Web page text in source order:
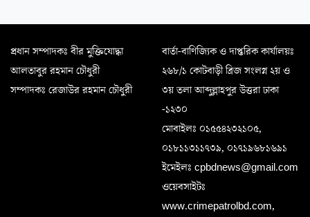
প্রধান সম্পাদকঃ বীর মুক্তিযোদ্ধা
আলতাবুর রহমান চৌধুরী
সম্পাদকঃ রেজাউর রহমান চৌধুরী
বার্তা-বাণিজ্যিক ও দাপ্তরিক কার্যালয়ঃ
২৬৮/১ কোটবাড়ী ব্রিজ সংলগ্ন ২য় ও
৩য় তলা আব্দুল্লাহপুর উত্তরা ঢাকা
-১২৩০
মোবাইলঃ ০১৫৫৪২৩২১০৫,
০১৮১১৩১১৭৩৯, ০১৭১৯৬৮১৬৯১
ইমেইলঃ cpbdnews@gmail.com
ওয়েবসাইটঃ
www.crimepatrolbd.com,